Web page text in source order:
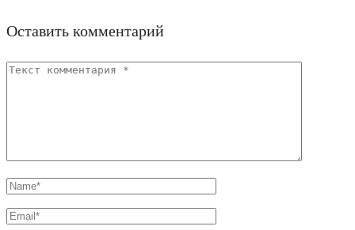
Оставить комментарий